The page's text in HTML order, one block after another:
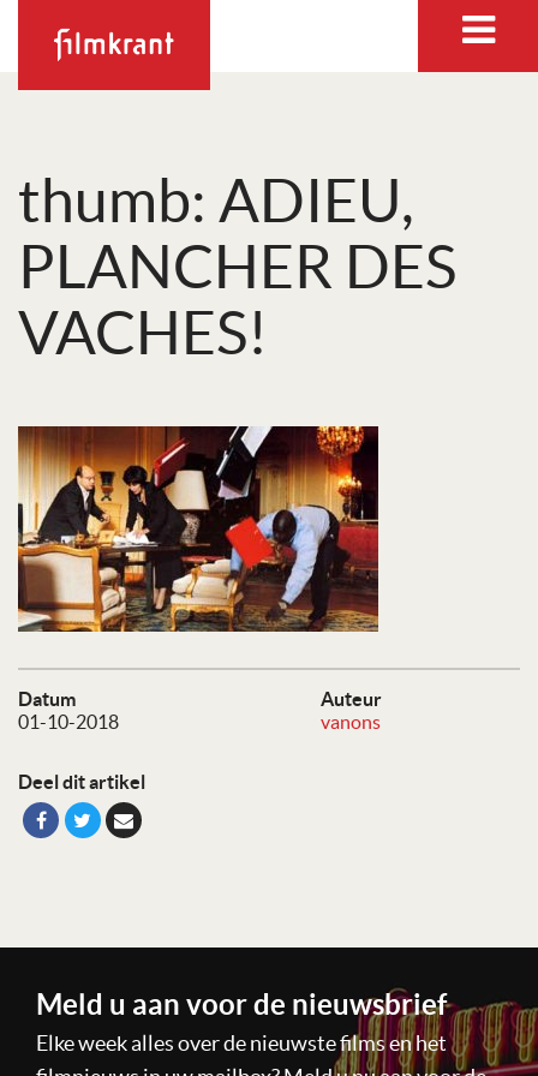
thumb: ADIEU,
PLANCHER DES
VACHES!
Datum
01-10-2018
Auteur
vanons
Deel dit artikel
Meld u aan voor de nieuwsbrief
Elke week alles over de nieuwste films en het